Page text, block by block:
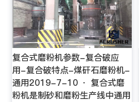
复合式磨粉机参数-复合破应
用-复合破特点-煤矸石磨粉机-
通用2019-7-10 · 复合式磨
粉机是制砂和磨粉生产线中通用